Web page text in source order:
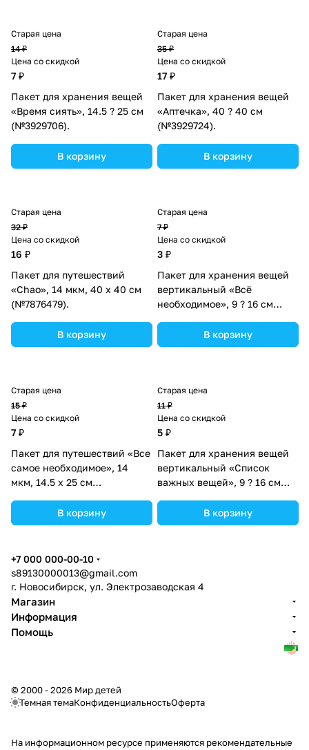
Старая цена
14 ₽
Цена со скидкой
7 ₽
Пакет для хранения вещей
«Время сиять», 14.5 ? 25 см
(№3929706).
В корзину
Старая цена
35 ₽
Цена со скидкой
17 ₽
Пакет для хранения вещей
«Аптечка», 40 ? 40 см
(№3929724).
В корзину
Старая цена
32 ₽
Цена со скидкой
16 ₽
Пакет для путешествий
«Chao», 14 мкм, 40 х 40 см
(№7876479).
В корзину
Старая цена
7 ₽
Цена со скидкой
3 ₽
Пакет для хранения вещей
вертикальный «Всё
необходимое», 9 ? 16 см
В корзину
Старая цена
15 ₽
Цена со скидкой
7 ₽
Пакет для путешествий «Все
самое необходимое», 14
мкм, 14.5 х 25 см
В корзину
Старая цена
11 ₽
Цена со скидкой
5 ₽
Пакет для хранения вещей
вертикальный «Список
важных вещей», 9 ? 16 см
В корзину
+7 000 000-00-10
s89130000013@gmail.com
г. Новосибирск, ул. Электрозаводская 4
Магазин
Информация
Помощь
© 2000 - 2026 Мир детей
Темная темаКонфиденциальностьОферта
На информационном ресурсе применяются рекомендательные